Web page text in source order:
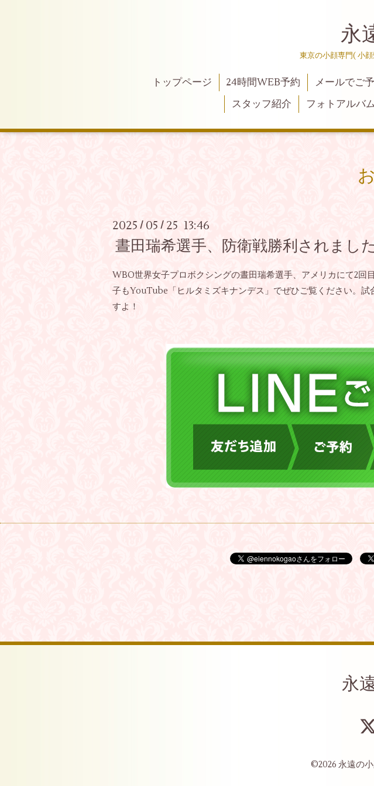
永
東京の小顔専門( 小
トップページ 24時間WEB予約 メールでご
スタッフ紹介
フォトアルバ
2025 / 05 / 25 13:46
晝田瑞希選手、防衛戦勝利されまし
WBO世界女子プロボクシングの晝田瑞希選手、アメリカにて2
子もYouTube「ヒルタミズキナンデス」でぜひご覧ください。
すよ！
永
©2026 永遠の